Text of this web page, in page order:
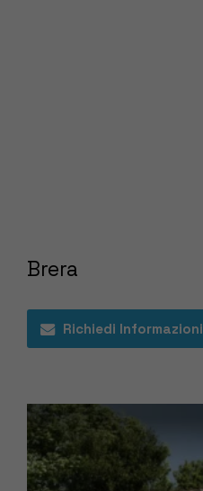
Brera
Richiedi Informazioni